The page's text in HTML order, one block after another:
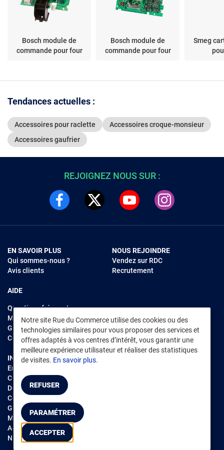
Bosch module de
commande pour four
Bosch module de
commande pour four
Smeg
Tendances actuelles :
Accessoires pour raclette
Accessoires croque-monsieur
Accessoires gaufrier
Notre site Rue du Commerce utilise des cookies ou des
technologies similaires pour vous proposer des services et
offres adaptés à vos centres d’intérêt, vous garantir une
meilleure expérience utilisateur et réaliser des statistiques
de visites. En savoir plus.
REFUSER
PARAMÉTRER
ACCEPTER
REJOIGNEZ NOUS SUR :
EN SAVOIR PLUS
Qui sommes-nous ?
Avis clients
AIDE
Questions fréquentes
Modes de règlements
Garantie et retours
Contacter Rue du Commerce
NOUS REJOINDRE
Vendez sur RDC
Recrutement
INFORMATIONS LÉGALES
Environnement
CGV /CGU Marketplace
Données personnelles
Cookies
Gérer mes cookies
Mentions légales
Accessibilité : non conforme
Notice d'accessibilité